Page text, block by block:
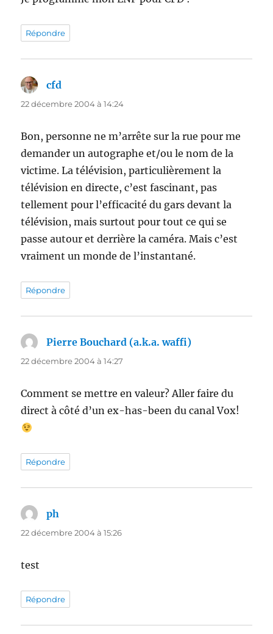
Répondre
cfd
22 décembre 2004 à 14:24
Bon, personne ne m’arrête sur la rue pour me
demander un autographe et/ou le nom de la
victime. La télévision, particulièrement la
télévision en directe, c’est fascinant, pas
tellement pour l’efficacité du gars devant la
télévision, mais surtout pour tout ce qui se
passe autour et derrière la caméra. Mais c’est
vraiment un monde de l’instantané.
Répondre
Pierre Bouchard (a.k.a. waffi)
22 décembre 2004 à 14:27
Comment se mettre en valeur? Aller faire du
direct à côté d’un ex-has-been du canal Vox!
Répondre
ph
22 décembre 2004 à 15:26
test
Répondre